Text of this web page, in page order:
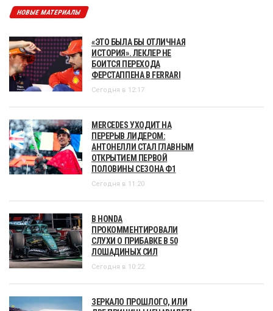
НОВЫЕ МАТЕРИАЛЫ
«ЭТО БЫЛА БЫ ОТЛИЧНАЯ
ИСТОРИЯ». ЛЕКЛЕР НЕ
БОИТСЯ ПЕРЕХОДА
ФЕРСТАППЕНА В FERRARI
Сегодня в 12:17
MERCEDES УХОДИТ НА
ПЕРЕРЫВ ЛИДЕРОМ:
АНТОНЕЛЛИ СТАЛ ГЛАВНЫМ
ОТКРЫТИЕМ ПЕРВОЙ
ПОЛОВИНЫ СЕЗОНА Ф1
Сегодня в 11:20
В HONDA
ПРОКОММЕНТИРОВАЛИ
СЛУХИ О ПРИБАВКЕ В 50
ЛОШАДИНЫХ СИЛ
Сегодня в 10:22
ЗЕРКАЛО ПРОШЛОГО, ИЛИ